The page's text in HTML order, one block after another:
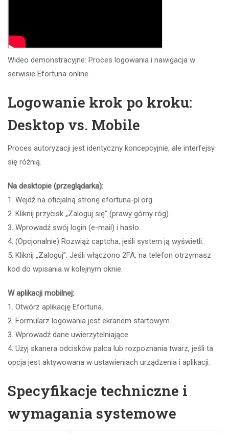
Wideo demonstracyjne: Proces logowania i nawigacja w
serwisie Efortuna online.
Logowanie krok po kroku:
Desktop vs. Mobile
Proces autoryzacji jest identyczny koncepcyjnie, ale interfejsy
się różnią.
Na desktopie (przeglądarka):
1. Wejdź na oficjalną stronę efortuna-pl.org.
2. Kliknij przycisk „Zaloguj się” (prawy górny róg).
3. Wprowadź swój login (e-mail) i hasło.
4. (Opcjonalnie) Rozwiąż captcha, jeśli system ją wyświetli.
5. Kliknij „Zaloguj”. Jeśli włączono 2FA, na telefon otrzymasz
kod do wpisania w kolejnym oknie.
W aplikacji mobilnej:
1. Otwórz aplikację Efortuna.
2. Formularz logowania jest ekranem startowym.
3. Wprowadź dane uwierzytelniające.
4. Użyj skanera odcisków palca lub rozpoznania twarz, jeśli ta
opcja jest aktywowana w ustawieniach urządzenia i aplikacji.
Specyfikacje techniczne i
wymagania systemowe